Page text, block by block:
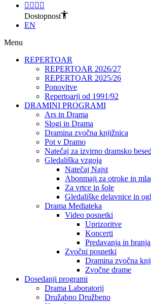
Dostopnost
EN
Menu
REPERTOAR
REPERTOAR 2026/27
REPERTOAR 2025/26
Ponovitve
Repertoarji od 1991/92
DRAMINI PROGRAMI
Ars in Drama
Slogi in Drama
Dramina zvočna knjižnica
Pot v Dramo
Natečaj za izvirno dramsko
Gledališka vzgoja
Natečaj Najst
Abonmaji za otroke in
Za vrtce in šole
Gledališke delavnice in
Drama Mediateka
Video posnetki
Uprizoritve
Koncerti
Predavanja in branja
Zvočni posnetki
Dramina zvočna
Zvočne drame
Dosedanji programi
Drama Laboratorij
Družabno Družbeno